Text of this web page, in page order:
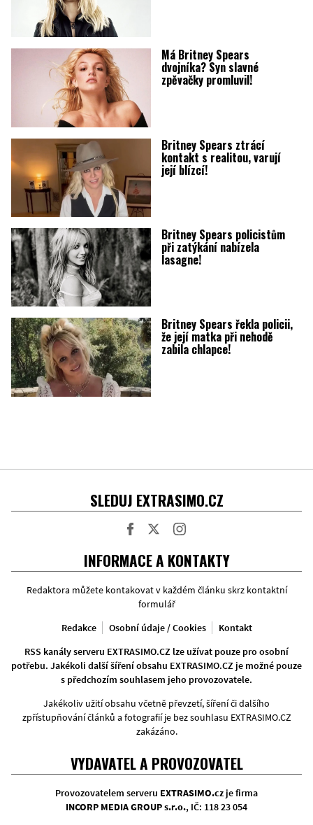
Má Britney Spears
dvojníka? Syn slavné
zpěvačky promluvil!
Britney Spears ztrácí
kontakt s realitou, varují
její blízcí!
Britney Spears policistům
při zatýkání nabízela
lasagne!
Britney Spears řekla policii,
že její matka při nehodě
zabila chlapce!
SLEDUJ EXTRASIMO.CZ
INFORMACE A KONTAKTY
Redaktora můžete kontakovat v každém článku skrz kontaktní
formulář
Redakce
Osobní údaje / Cookies
Kontakt
RSS kanály serveru EXTRASIMO.CZ lze užívat pouze pro osobní
potřebu. Jakékoli další šíření obsahu EXTRASIMO.CZ je možné pouze
s předchozím souhlasem jeho provozovatele.
Jakékoliv užití obsahu včetně převzetí, šíření či dalšího
zpřístupňování článků a fotografií je bez souhlasu EXTRASIMO.CZ
zakázáno.
VYDAVATEL A PROVOZOVATEL
Provozovatelem serveru EXTRASIMO.czje firma
INCORP MEDIA GROUP s.r.o., IČ: 118 23 054